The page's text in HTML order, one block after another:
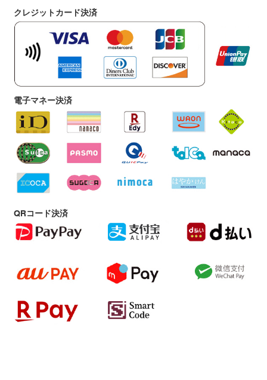
クレジットカード決済
電子マネー決済
QRコード決済